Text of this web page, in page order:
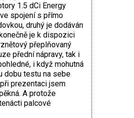
1.5 dCi Energy
spojení s přímo
druhý je dodáván
je k dispozici
přeplňovaný
přední nápravy, tak i
i když mohutná
dobu testu na sebe
prezentaci jsem
A protože
palcové